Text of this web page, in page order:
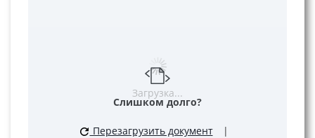
Загрузка...
Слишком долго?
Перезагрузить документ
|